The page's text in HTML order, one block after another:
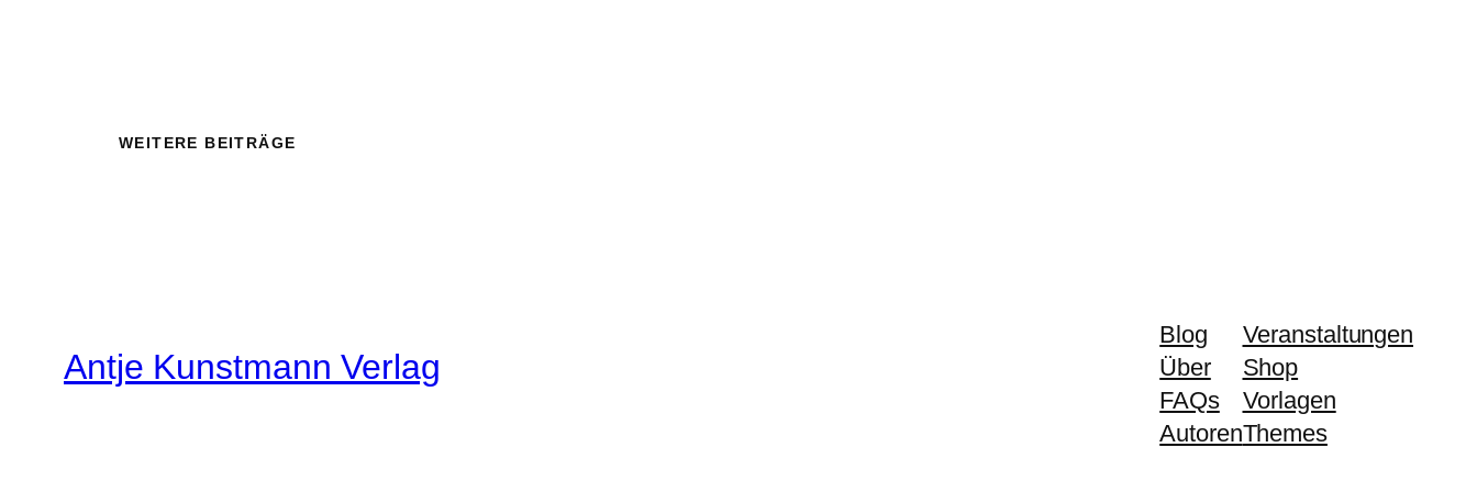
WEITERE BEITRÄGE
Antje Kunstmann Verlag
Blog
Über
FAQs
Autoren
Veranstaltungen
Shop
Vorlagen
Themes